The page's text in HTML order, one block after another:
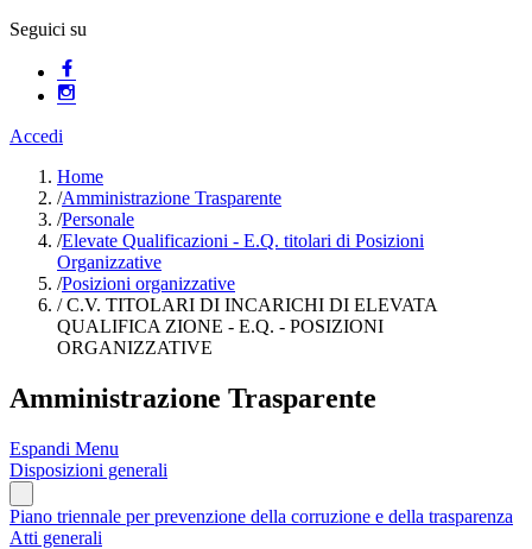
Seguici su
Accedi
Home
/Amministrazione Trasparente
/Personale
/Elevate Qualificazioni - E.Q. titolari di Posizioni
Organizzative
/Posizioni organizzative
/C.V. TITOLARI DI INCARICHI DI ELEVATA
QUALIFICA ZIONE - E.Q. - POSIZIONI
ORGANIZZATIVE
Amministrazione Trasparente
Espandi Menu
Disposizioni generali
Piano triennale per prevenzione della corruzione e della trasparenza
Atti generali